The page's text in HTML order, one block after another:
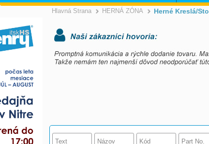
Hlavná Strana >
HERNÁ ZÓNA >
Herné Kreslá/